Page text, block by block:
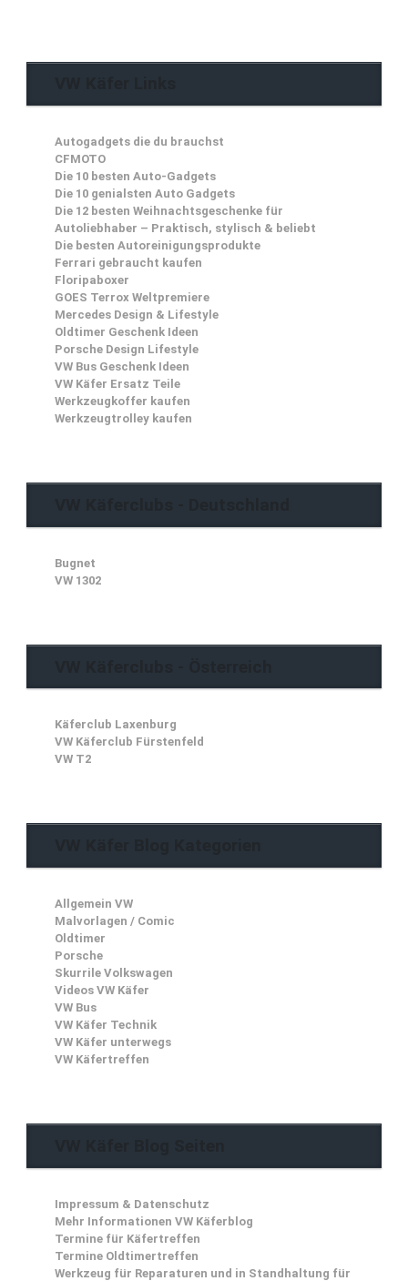
Autogadgets die du brauchst
CFMOTO
Die 10 besten Auto-Gadgets
Die 10 genialsten Auto Gadgets
Die 12 besten Weihnachtsgeschenke für
Autoliebhaber – Praktisch, stylisch & beliebt
Die besten Autoreinigungsprodukte
Ferrari gebraucht kaufen
Floripaboxer
GOES Terrox Weltpremiere
Mercedes Design & Lifestyle
Oldtimer Geschenk Ideen
Porsche Design Lifestyle
VW Bus Geschenk Ideen
VW Käfer Ersatz Teile
Werkzeugkoffer kaufen
Werkzeugtrolley kaufen
Bugnet
VW 1302
Käferclub Laxenburg
VW Käferclub Fürstenfeld
VW T2
Allgemein VW
Malvorlagen / Comic
Oldtimer
Porsche
Skurrile Volkswagen
Videos VW Käfer
VW Bus
VW Käfer Technik
VW Käfer unterwegs
VW Käfertreffen
Impressum & Datenschutz
Mehr Informationen VW Käferblog
Termine für Käfertreffen
Termine Oldtimertreffen
Werkzeug für Reparaturen und in Standhaltung für